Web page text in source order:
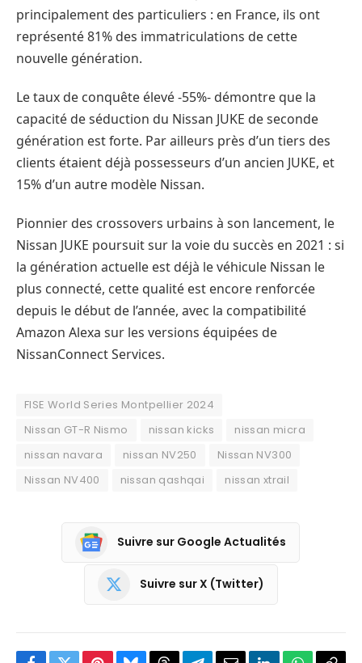
principalement des particuliers : en France, ils ont
représenté 81% des immatriculations de cette
nouvelle génération.
Le taux de conquête élevé -55%- démontre que la
capacité de séduction du Nissan JUKE de seconde
génération est forte. Par ailleurs près d’un tiers des
clients étaient déjà possesseurs d’un ancien JUKE, et
15% d’un autre modèle Nissan.
Pionnier des crossovers urbains à son lancement, le
Nissan JUKE poursuit sur la voie du succès en 2021 : si
la génération actuelle est déjà le véhicule Nissan le
plus connecté, cette qualité est encore renforcée
depuis le début de l’année, avec la compatibilité
Amazon Alexa sur les versions équipées de
NissanConnect Services.
FISE World Series Montpellier 2024
Nissan GT-R Nismo
nissan kicks
nissan micra
nissan navara
nissan NV250
Nissan NV300
Nissan NV400
nissan qashqai nissan xtrail
Suivre sur Google Actualités
Suivre sur X (Twitter)